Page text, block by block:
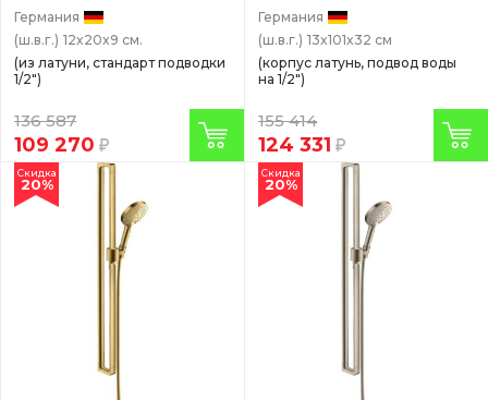
Германия
(ш.в.г.) 12x20x9 см.
(из латуни, стандарт подводки
1/2")
136 587
109 270
Германия
(ш.в.г.) 13x101x32 см
(корпус латунь, подвод воды
на 1/2")
155 414
124 331
Скидка
20%
Скидка
20%